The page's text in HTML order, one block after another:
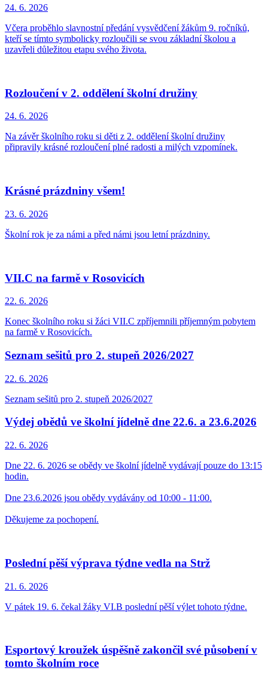
24. 6. 2026
Včera proběhlo slavnostní předání vysvědčení žákům 9. ročníků,
kteří se tímto symbolicky rozloučili se svou základní školou a
uzavřeli důležitou etapu svého života.
Rozloučení v 2. oddělení školní družiny
24. 6. 2026
Na závěr školního roku si děti z 2. oddělení školní družiny
připravily krásné rozloučení plné radosti a milých vzpomínek.
Krásné prázdniny všem!
23. 6. 2026
Školní rok je za námi a před námi jsou letní prázdniny.
VII.C na farmě v Rosovicích
22. 6. 2026
Konec školního roku si žáci VII.C zpříjemnili příjemným pobytem
na farmě v Rosovicích.
Seznam sešitů pro 2. stupeň 2026/2027
22. 6. 2026
Seznam sešitů pro 2. stupeň 2026/2027
Výdej obědů ve školní jídelně dne 22.6. a 23.6.2026
22. 6. 2026
Dne 22. 6. 2026 se obědy ve školní jídelně vydávají pouze do 13:15
hodin.
Dne 23.6.2026 jsou obědy vydávány od 10:00 - 11:00.
Děkujeme za pochopení.
Poslední pěší výprava týdne vedla na Strž
21. 6. 2026
V pátek 19. 6. čekal žáky VI.B poslední pěší výlet tohoto týdne.
Esportový kroužek úspěšně zakončil své působení v
tomto školním roce